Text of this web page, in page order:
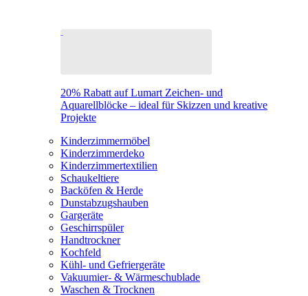
20% Rabatt auf Lumart Zeichen- und
Aquarellblöcke – ideal für Skizzen und kreative
Projekte
Kinderzimmermöbel
Kinderzimmerdeko
Kinderzimmertextilien
Schaukeltiere
Backöfen & Herde
Dunstabzugshauben
Gargeräte
Geschirrspüler
Handtrockner
Kochfeld
Kühl- und Gefriergeräte
Vakuumier- & Wärmeschublade
Waschen & Trocknen